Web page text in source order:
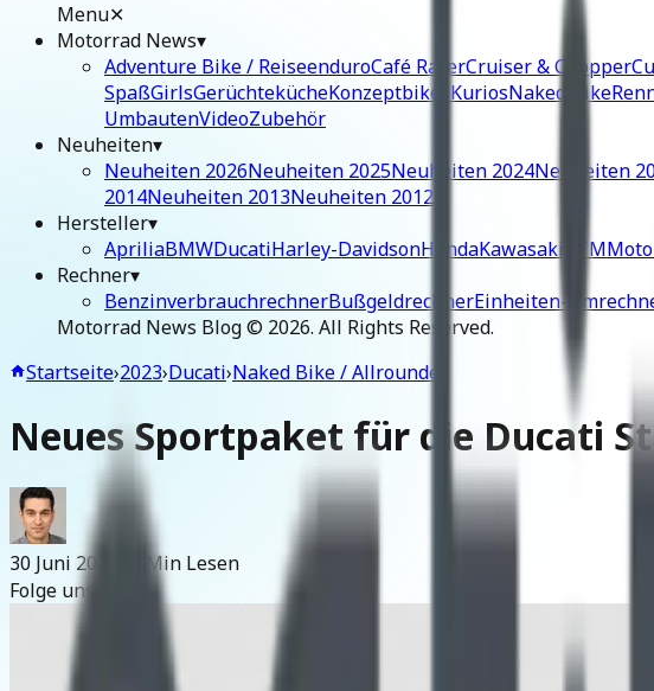
Menu✕
Motorrad News▾
Adventure Bike / ReiseenduroCafé RacerCruiser & Chopper
SpaßGirlsGerüchtekücheKonzeptbikes KuriosNaked Bike
UmbautenVideoZubehör
Neuheiten▾
Neuheiten 2026Neuheiten 2025Neuheiten 2024Neuheiten
2014Neuheiten 2013Neuheiten 2012
Hersteller▾
ApriliaBMWDucatiHarley-DavidsonHondaKawasaki KTM
Rechner▾
BenzinverbrauchrechnerBußgeldrechnerEinheiten-
Motorrad News Blog © 2026. All Rights Reserved.
Startseite›2023›Ducati›Naked Bike / Allrounder
Neues Sportpaket für die Ducati
30 Juni 2023
~2 Min Lesen
Folge uns: